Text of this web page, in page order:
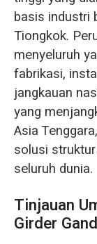
basis industri
Tiongkok.
menyeluruh
fabrikasi,
jangkauan
yang
Asia
solusi
seluruh dunia.
Tinjauan
Girder